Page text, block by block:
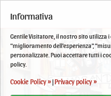
Informativa
Gentile Visitatore, il nostro sito
“miglioramento dell'esperienza”,
personalizzate. Puoi accettare tutti i
policy.
Cookie Policy » |Privacy policy »